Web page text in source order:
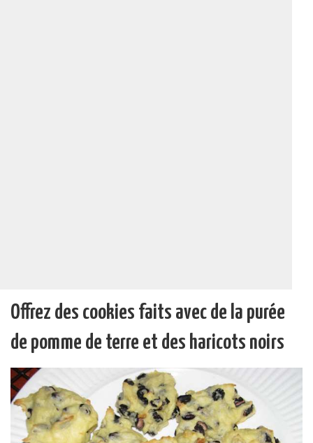
Offrez des cookies faits avec de la purée
de pomme de terre et des haricots noirs